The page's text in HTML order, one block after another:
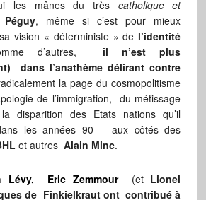
les mânes du très catholique et
, même si c’est pour mieux
vision « déterministe » de l’identité
d’autres, il n’est plus
dans l’anathème délirant contre
la page du cosmopolitisme
de l’immigration, du métissage
disparition des Etats nations qu’il
les années 90 aux côtés des
et autres Alain Minc.
Lévy, Eric Zemmour (et Lionel
de Finkielkraut ont contribué à